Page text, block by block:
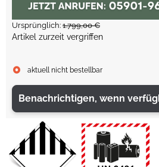
Ursprünglich: 1.799,00 €
Artikel zurzeit vergriffen
aktuell nicht bestellbar
Benachrichtigen, wenn